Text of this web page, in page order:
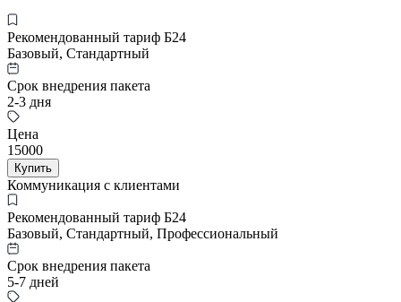
Рекомендованный тариф Б24
Базовый, Стандартный
Срок внедрения пакета
2-3 дня
Цена
15000
Купить
Коммуникация с клиентами
Рекомендованный тариф Б24
Базовый, Стандартный, Профессиональный
Срок внедрения пакета
5-7 дней